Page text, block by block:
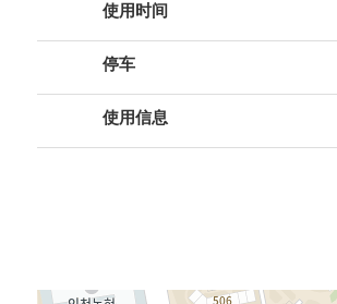
使用时间
停车
使用信息